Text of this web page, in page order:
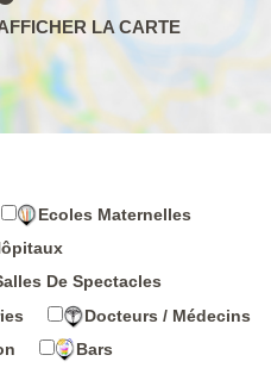
Ecoles Maternelles
De Spectacles
Docteurs / Médecins
Bars